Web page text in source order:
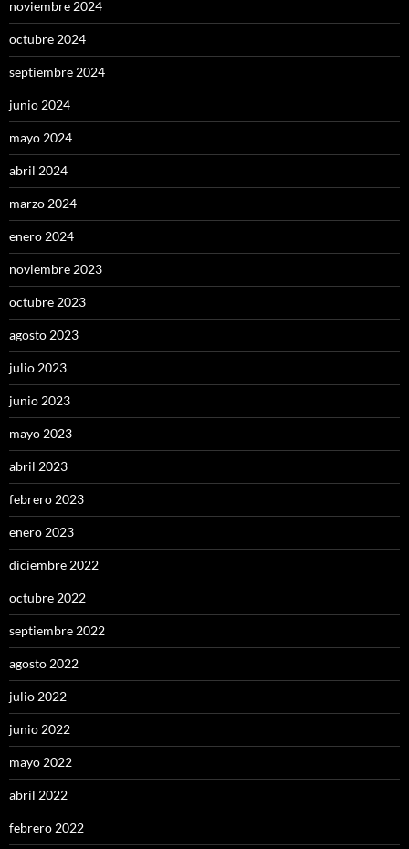
noviembre 2024
octubre 2024
septiembre 2024
junio 2024
mayo 2024
abril 2024
marzo 2024
enero 2024
noviembre 2023
octubre 2023
agosto 2023
julio 2023
junio 2023
mayo 2023
abril 2023
febrero 2023
enero 2023
diciembre 2022
octubre 2022
septiembre 2022
agosto 2022
julio 2022
junio 2022
mayo 2022
abril 2022
febrero 2022